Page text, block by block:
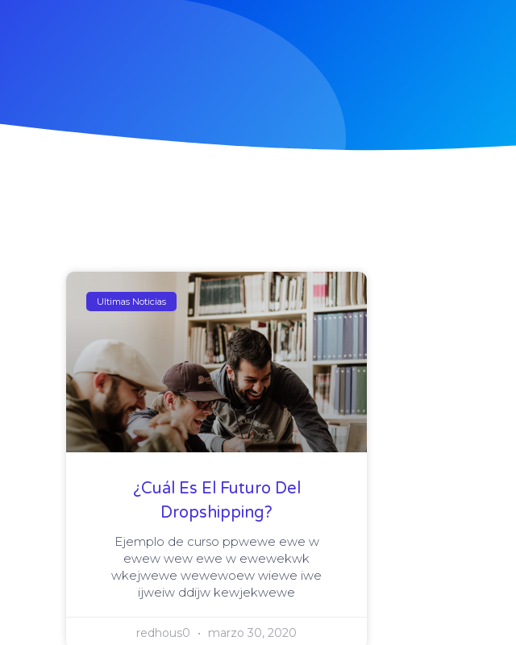
Ultimas Noticias
¿Cuál Es El Futuro Del
Dropshipping?
Ejemplo de curso ppwewe ewe w
ewew wew ewe w ewewekwk
wkejwewe wewewoew wiewe iwe
ijweiw ddijw kewjekwewe
redhous0 marzo 30, 2020